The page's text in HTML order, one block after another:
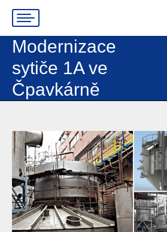
Modernizace
sytiče 1A ve
Čpavkárně